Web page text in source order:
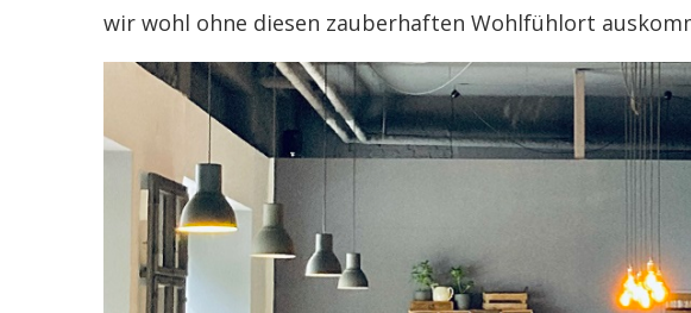
wir wohl ohne diesen zauberhaften Wohlfühlort